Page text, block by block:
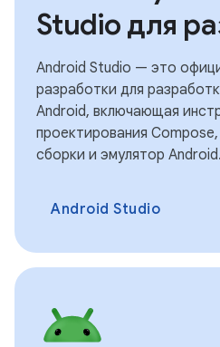
Studio для
Android Studio — это
разработки для
Android, включающая
проектирования
сборки и эмулятор Android.
Android Studio